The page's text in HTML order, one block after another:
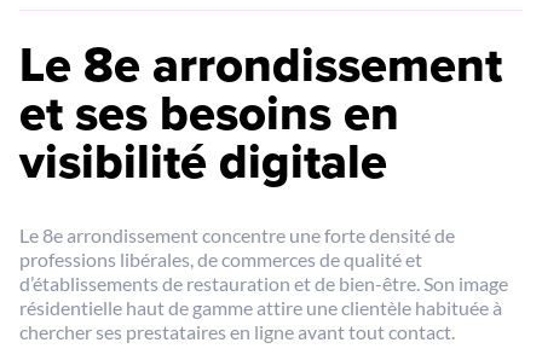
Le 8e arrondissement
et ses besoins en
visibilité digitale
Le 8e arrondissement concentre une forte densité de
professions libérales, de commerces de qualité et
d’établissements de restauration et de bien-être. Son image
résidentielle haut de gamme attire une clientèle habituée à
chercher ses prestataires en ligne avant tout contact.